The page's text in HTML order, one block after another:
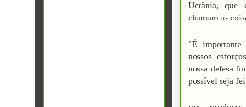
Ucrânia, que
chamam as
"É importante
nossos
nossa defesa
possível seja